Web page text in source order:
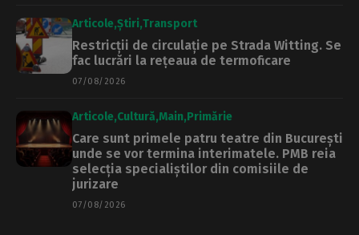
Articole Știri Transport
Restricții de circulație pe Strada Witting. Se
fac lucrări la rețeaua de termoficare
07/08/2026
Articole Cultură Main Primărie
Care sunt primele patru teatre din București
unde se vor termina interimatele. PMB reia
selecția specialiștilor din comisiile de
jurizare
07/08/2026